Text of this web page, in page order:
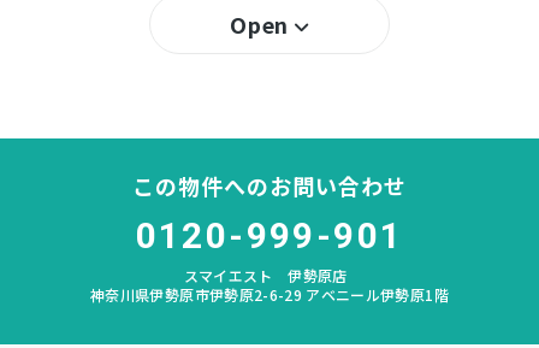
なし
Open
この物件へのお問い合わせ
0120-999-901
スマイエスト 伊勢原店
神奈川県伊勢原市伊勢原2-6-29 アベニール伊勢原1階